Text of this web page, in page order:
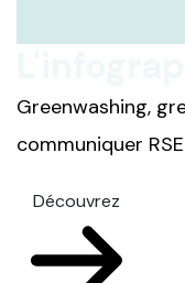
Greenwashing,
communiquer
Découvrez